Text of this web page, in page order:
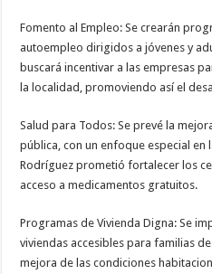
Fomento al Empleo: Se crearán
autoempleo dirigidos a jóvenes y
buscará incentivar a las empresas
la localidad, promoviendo así el
Salud para Todos: Se prevé la
pública, con un enfoque especial en
Rodríguez prometió fortalecer los
acceso a medicamentos gratuitos.
Programas de Vivienda Digna: Se
viviendas accesibles para familias
mejora de las condiciones